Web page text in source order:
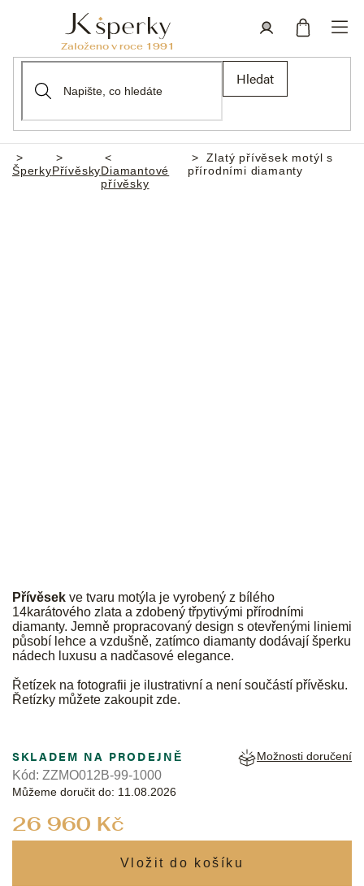
Hledat
Domů
ŠperkyPřívěskyDiamantové
přívěsky
Zlatý přívěsek motýl s
přírodními diamanty
Přívěsek ve tvaru motýla je vyrobený z bílého
14karátového zlata a zdobený třpytivými přírodními
diamanty. Jemně propracovaný design s otevřenými liniemi
působí lehce a vzdušně, zatímco diamanty dodávají šperku
nádech luxusu a nadčasové elegance.
Řetízek na fotografii je ilustrativní a není součástí přívěsku.
Řetízky můžete zakoupitzde.
26 960 Kč
SKLADEM NA PRODEJNĚ
Můžeme doručit do: 11.08.2026
Možnosti doručení
Kód: ZZMO012B-99-1000